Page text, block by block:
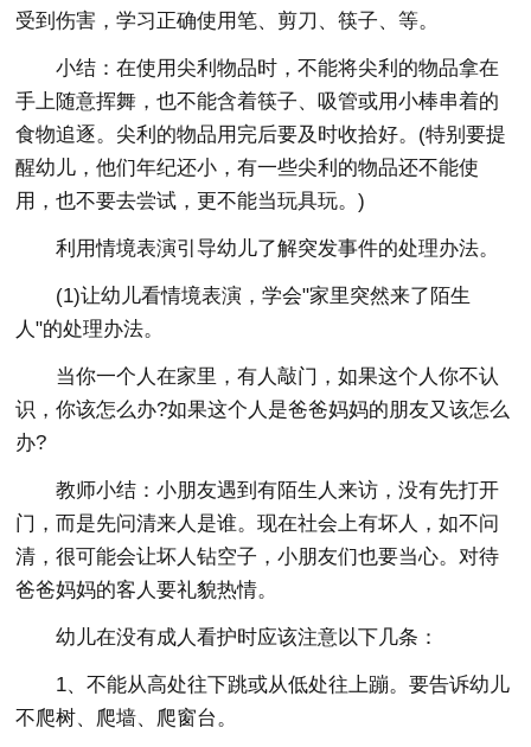
受到伤害，学习正确使用笔、剪刀、筷子、等。
小结：在使用尖利物品时，不能将尖利的物品拿在
手上随意挥舞，也不能含着筷子、吸管或用小棒串着的
食物追逐。尖利的物品用完后要及时收拾好。(特别要提
醒幼儿，他们年纪还小，有一些尖利的物品还不能使
用，也不要去尝试，更不能当玩具玩。)
利用情境表演引导幼儿了解突发事件的处理办法。
(1)让幼儿看情境表演，学会"家里突然来了陌生
人"的处理办法。
当你一个人在家里，有人敲门，如果这个人你不认
识，你该怎么办?如果这个人是爸爸妈妈的朋友又该怎么
办?
教师小结：小朋友遇到有陌生人来访，没有先打开
门，而是先问清来人是谁。现在社会上有坏人，如不问
清，很可能会让坏人钻空子，小朋友们也要当心。对待
爸爸妈妈的客人要礼貌热情。
幼儿在没有成人看护时应该注意以下几条：
1、不能从高处往下跳或从低处往上蹦。要告诉幼儿
不爬树、爬墙、爬窗台。